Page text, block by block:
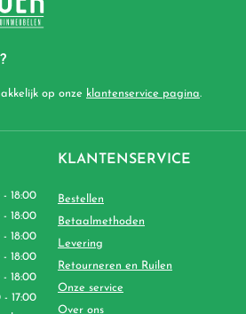
op onze klantenservice pagina.
- 18:00
18:00
18:00
18:00
18:00
- 17:00
KLANTENSERVICE
Bestellen
Betaalmethoden
Levering
Retourneren en Ruilen
Onze service
Over ons